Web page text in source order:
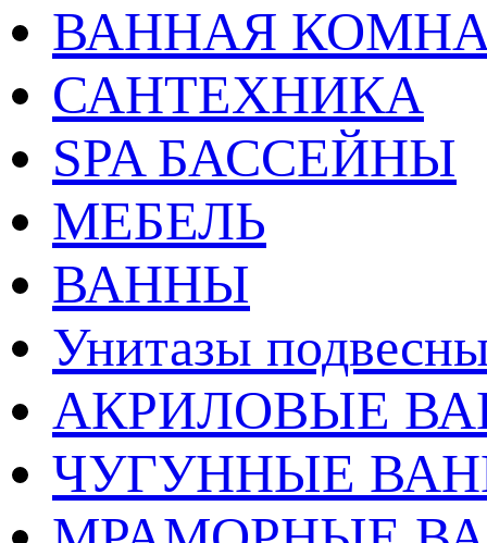
ВАННАЯ
САНТЕХНИКА
SPA БАССЕЙНЫ
МЕБЕЛЬ
ВАННЫ
Унитазы
АКРИЛОВЫЕ
ЧУГУННЫЕ